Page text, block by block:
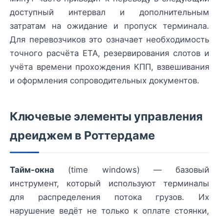
доступный интервал и дополнительным
затратам на ожидание и пропуск терминала.
Для перевозчиков это означает необходимость
точного расчёта ETA, резервирования слотов и
учёта времени прохождения КПП, взвешивания
и оформления сопроводительных документов.
Ключевые элементы управления
дреиджем в Роттердаме
Тайм-окна (time windows) — базовый
инструмент, который используют терминалы
для распределения потока грузов. Их
нарушение ведёт не только к оплате стоянки,